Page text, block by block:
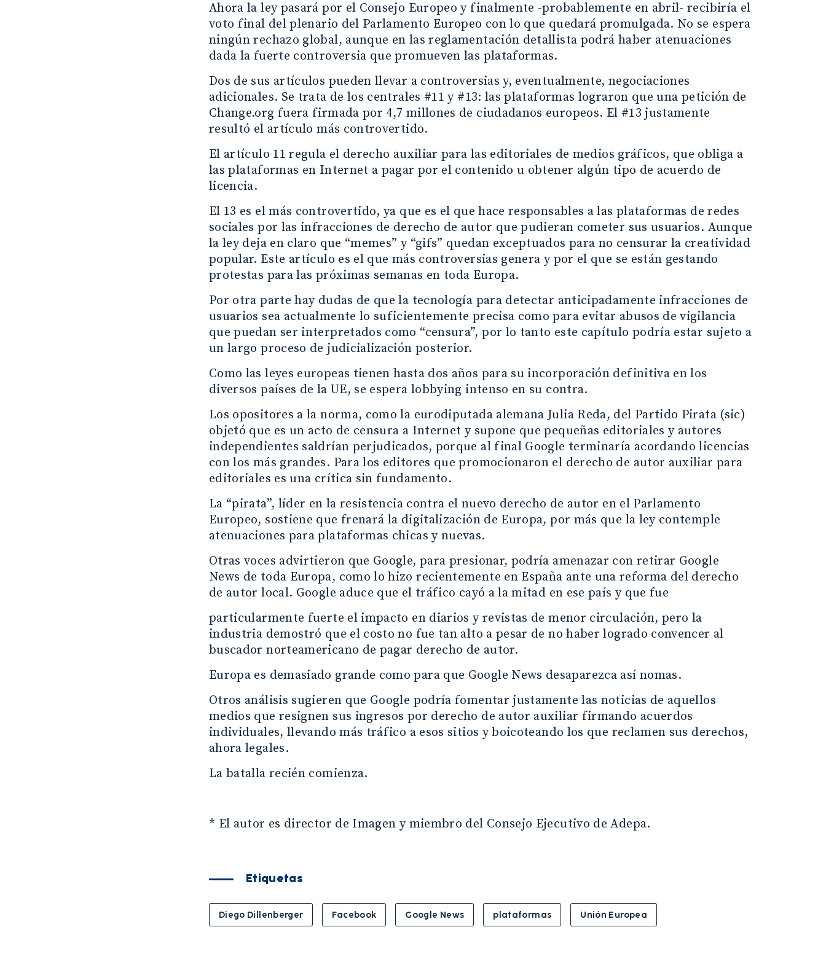
Ahora la ley pasará por el Consejo Europeo y finalmente -probablemente en abril- recibiría el
voto final del plenario del Parlamento Europeo con lo que quedará promulgada. No se espera
ningún rechazo global, aunque en las reglamentación detallista podrá haber atenuaciones
dada la fuerte controversia que promueven las plataformas.
Dos de sus artículos pueden llevar a controversias y, eventualmente, negociaciones
adicionales. Se trata de los centrales #11 y #13: las plataformas lograron que una petición de
Change.org fuera firmada por 4,7 millones de ciudadanos europeos. El #13 justamente
resultó el artículo más controvertido.
El artículo 11 regula el derecho auxiliar para las editoriales de medios gráficos, que obliga a
las plataformas en Internet a pagar por el contenido u obtener algún tipo de acuerdo de
licencia.
El 13 es el más controvertido, ya que es el que hace responsables a las plataformas de redes
sociales por las infracciones de derecho de autor que pudieran cometer sus usuarios. Aunque
la ley deja en claro que “memes” y “gifs” quedan exceptuados para no censurar la creatividad
popular. Este artículo es el que más controversias genera y por el que se están gestando
protestas para las próximas semanas en toda Europa.
Por otra parte hay dudas de que la tecnología para detectar anticipadamente infracciones de
usuarios sea actualmente lo suficientemente precisa como para evitar abusos de vigilancia
que puedan ser interpretados como “censura”, por lo tanto este capítulo podría estar sujeto a
un largo proceso de judicialización posterior.
Como las leyes europeas tienen hasta dos años para su incorporación definitiva en los
diversos países de la UE, se espera lobbying intenso en su contra.
Los opositores a la norma, como la eurodiputada alemana Julia Reda, del Partido Pirata (sic)
objetó que es un acto de censura a Internet y supone que pequeñas editoriales y autores
independientes saldrían perjudicados, porque al final Google terminaría acordando licencias
con los más grandes. Para los editores que promocionaron el derecho de autor auxiliar para
editoriales es una crítica sin fundamento.
La “pirata”, líder en la resistencia contra el nuevo derecho de autor en el Parlamento
Europeo, sostiene que frenará la digitalización de Europa, por más que la ley contemple
atenuaciones para plataformas chicas y nuevas.
Otras voces advirtieron que Google, para presionar, podría amenazar con retirar Google
News de toda Europa, como lo hizo recientemente en España ante una reforma del derecho
de autor local. Google aduce que el tráfico cayó a la mitad en ese país y que fue
particularmente fuerte el impacto en diarios y revistas de menor circulación, pero la
industria demostró que el costo no fue tan alto a pesar de no haber logrado convencer al
buscador norteamericano de pagar derecho de autor.
Europa es demasiado grande como para que Google News desaparezca así nomas.
Otros análisis sugieren que Google podría fomentar justamente las noticias de aquellos
medios que resignen sus ingresos por derecho de autor auxiliar firmando acuerdos
individuales, llevando más tráfico a esos sitios y boicoteando los que reclamen sus derechos,
ahora legales.
La batalla recién comienza.
* El autor es director de Imagen y miembro del Consejo Ejecutivo de Adepa.
Etiquetas
Diego Dillenberger Facebook Google News plataformas Unión Europea